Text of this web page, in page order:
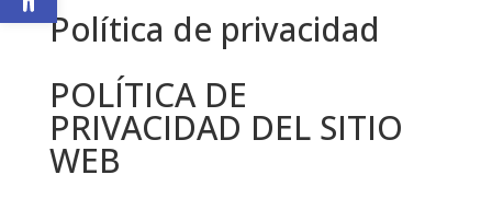
Política de privacidad
POLÍTICA DE
PRIVACIDAD DEL SITIO
WEB